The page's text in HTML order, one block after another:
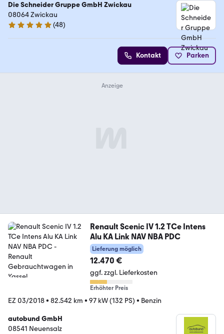
Die Schneider Gruppe GmbH Zwickau
08064 Zwickau
4.8 Sterne
(48)
Kontakt Parken
Renault Scenic IV 1.2 TCe Intens
Alu KA Link NAV NBA PDC
Lieferung möglich
12.470 €
ggf. zzgl. Lieferkosten
Erhöhter Preis
EZ 03/2018• 82.542 km • 97 kW (132 PS) • Benzin
autobund GmbH
08541 Neuensalz